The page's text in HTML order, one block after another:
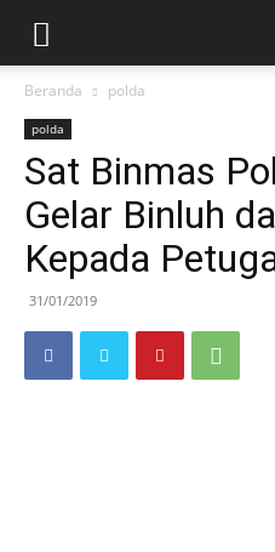
Beranda polda
polda
Sat Binmas
Gelar Binluh
Kepada
31/01/2019